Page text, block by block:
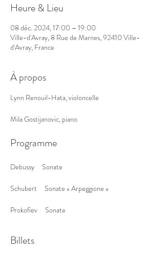
Heure & Lieu
08 déc. 2024, 17:00 – 19:00
Ville-d'Avray, 8 Rue de Marnes, 92410 Ville-
d'Avray, France
À propos
Lynn Renouil-Hata, violoncelle
Mila Gostijanovic, piano
Programme
Debussy     Sonate
Schubert     Sonate « Arpeggione »
Prokofiev     Sonate
Billets